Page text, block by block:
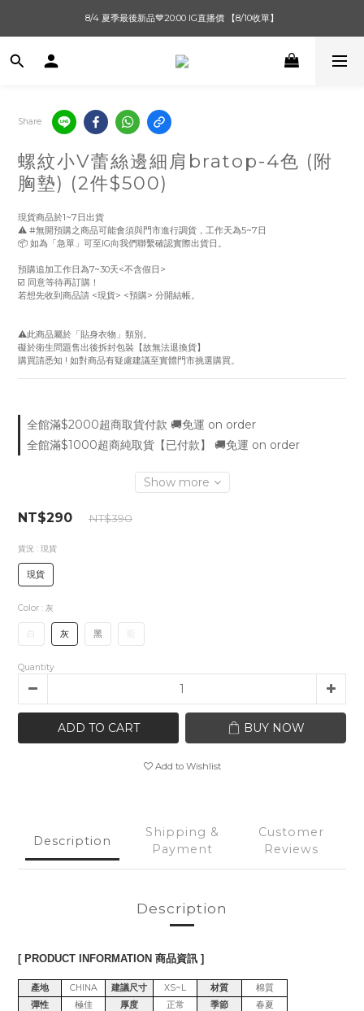
單筆滿$1000【先付款】 / 滿$2000【超取付款】 🚚免運費
8/4 夏季最後新品💙20:00 IG直播價 【8/10收單】
單筆滿$1000【先付款】 / 滿$2000【超取付款】 🚚免運費
Share
螺紋小V蕾絲邊細肩bratop-4色 (附
胸墊) (2件$500)
現貨商品於1~7日出貨
⚠️ #無開預購之商品可能會須與門市進行調貨，工作天為5~7日
📦 如為「急單」可至IG向我們聯繫確認實際出貨日。
預購追加工作日為7~30天<不含假日>
☑️ 同意等待再訂購！
若想先收到商品請 <現貨> <預購> 分開結帳。
⚠️此商品屬於「貼身衣物」類別。
礙於衛生問題售出後拆封包裝【故無法退換貨】
購買請悉知 ! 如對商品有疑慮建議至實體門市挑選購買。
全館滿$2000超商取貨付款 🚚免運 on order
全館滿$1000超商純取貨【已付款】 🚚免運 on order
Show more
NT$290 NT$390
貨況 : 現貨
現貨
Color : 灰
灰 黑
Quantity
ADD TO CART BUY NOW
Add to Wishlist
Description
Shipping &
Payment
Customer
Reviews
Description
[ PRODUCT INFORMATION 商品資訊 ]
產地 CHINA 建議尺寸 XS~L 材質
棉質
彈性
極佳 厚度 正常 季節
春夏